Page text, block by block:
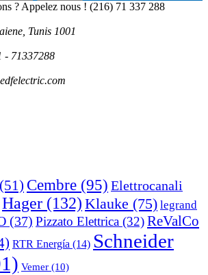
? Appelez nous ! (216) 71 337 288
Tunis 1001
- 71337288
(51) Cembre (95) Elettrocanali
Hager (132) Klauke (75) legrand
(37) Pizzato Elettrica (32)ReValCo
RTR Energía (14) Schneider
Vemer (10)